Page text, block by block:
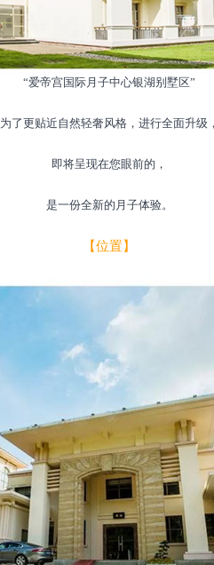
“爱帝宫国际月子中心银湖别墅区”
为了更贴近自然轻奢风格，进行全面升级，
即将呈现在您眼前的，
是一份全新的月子体验。
【位置】